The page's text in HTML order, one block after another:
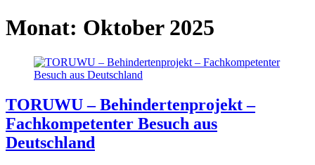
Monat: Oktober 2025
TORUWU – Behindertenprojekt –
Fachkompetenter Besuch aus
Deutschland